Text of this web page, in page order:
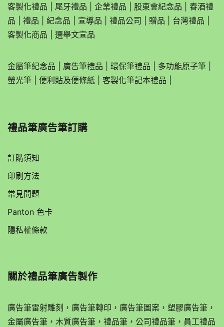
客製化禮品 尾牙禮品 企業禮品 股東會紀念品
春酒禮
品
禮品 紀念品 宣導品 禮品公司 贈品 台灣禮品
客製化商品
選舉文宣品
金屬筆紀念品 廣告筆禮品 環保筆禮品 多功能原子筆
螢光筆
便利貼及便條紙 客製化筆記本禮品
禮品筆廣告筆訂購
訂購須知
印刷方法
常見問題
Panton 色卡
隱私權條款
關於禮品筆廣告製作
廣告筆雷射雕刻，廣告筆轉印，廣告筆圖案，塑膠廣告筆，
金屬廣告筆，木質廣告筆，禮品筆，公司禮品筆，員工禮品